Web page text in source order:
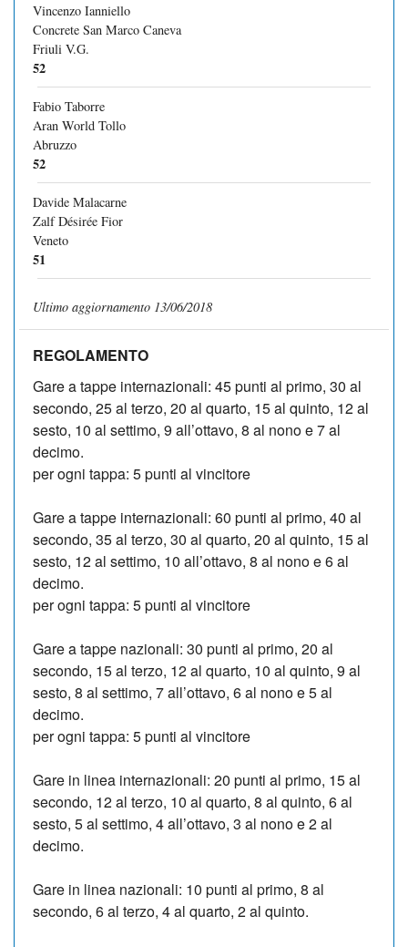
Vincenzo Ianniello
Concrete San Marco Caneva
Friuli V.G.
52
Fabio Taborre
Aran World Tollo
Abruzzo
52
Davide Malacarne
Zalf Désirée Fior
Veneto
51
Ultimo aggiornamento 13/06/2018
REGOLAMENTO
Gare a tappe internazionali: 45 punti al primo, 30 al
secondo, 25 al terzo, 20 al quarto, 15 al quinto, 12 al
sesto, 10 al settimo, 9 all’ottavo, 8 al nono e 7 al
decimo.
per ogni tappa: 5 punti al vincitore
Gare a tappe internazionali: 60 punti al primo, 40 al
secondo, 35 al terzo, 30 al quarto, 20 al quinto, 15 al
sesto, 12 al settimo, 10 all’ottavo, 8 al nono e 6 al
decimo.
per ogni tappa: 5 punti al vincitore
Gare a tappe nazionali: 30 punti al primo, 20 al
secondo, 15 al terzo, 12 al quarto, 10 al quinto, 9 al
sesto, 8 al settimo, 7 all’ottavo, 6 al nono e 5 al
decimo.
per ogni tappa: 5 punti al vincitore
Gare in linea internazionali: 20 punti al primo, 15 al
secondo, 12 al terzo, 10 al quarto, 8 al quinto, 6 al
sesto, 5 al settimo, 4 all’ottavo, 3 al nono e 2 al
decimo.
Gare in linea nazionali: 10 punti al primo, 8 al
secondo, 6 al terzo, 4 al quarto, 2 al quinto.